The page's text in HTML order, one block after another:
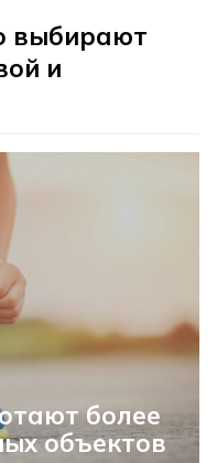
выбирают
и
более
объектов